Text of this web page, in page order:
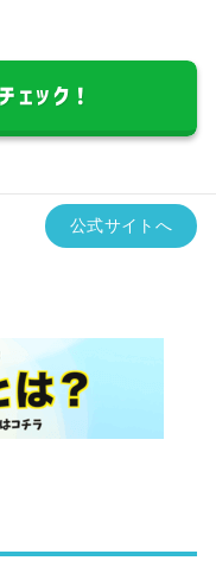
ェック！
公式サイトへ